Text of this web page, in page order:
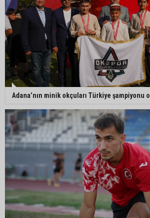
Adana’nın minik okçuları Türkiye şampiyonu